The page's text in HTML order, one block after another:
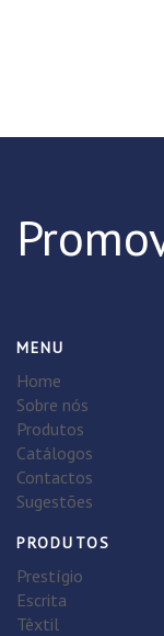
MENU
Home
Sobre nós
Produtos
Catálogos
Contactos
Sugestões
PRODUTOS
Prestígio
Escrita
Têxtil